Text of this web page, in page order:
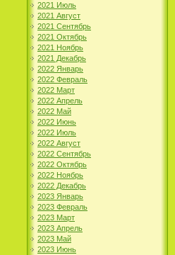
2021 Июль
2021 Август
2021 Сентябрь
2021 Октябрь
2021 Ноябрь
2021 Декабрь
2022 Январь
2022 Февраль
2022 Март
2022 Апрель
2022 Май
2022 Июнь
2022 Июль
2022 Август
2022 Сентябрь
2022 Октябрь
2022 Ноябрь
2022 Декабрь
2023 Январь
2023 Февраль
2023 Март
2023 Апрель
2023 Май
2023 Июнь